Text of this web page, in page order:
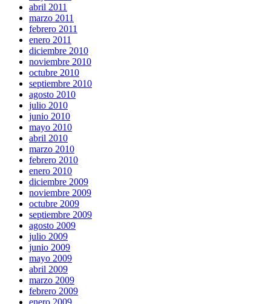
abril 2011
marzo 2011
febrero 2011
enero 2011
diciembre 2010
noviembre 2010
octubre 2010
septiembre 2010
agosto 2010
julio 2010
junio 2010
mayo 2010
abril 2010
marzo 2010
febrero 2010
enero 2010
diciembre 2009
noviembre 2009
octubre 2009
septiembre 2009
agosto 2009
julio 2009
junio 2009
mayo 2009
abril 2009
marzo 2009
febrero 2009
enero 2009